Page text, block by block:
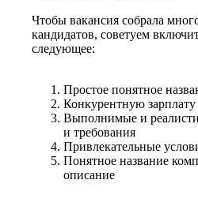
Чтобы вакансия собрала
кандидатов, советуем
следующее:
Простое понятное
Конкурентную зарплату
Выполнимые и
и требования
Привлекательные
Понятное название
описание